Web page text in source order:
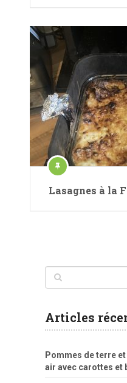
Lasagnes à la
Articles
Pommes de terre
air avec carottes et